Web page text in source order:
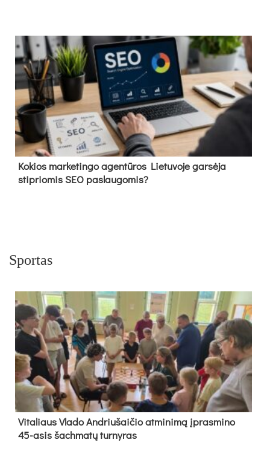
Kokios marketingo agentūros Lietuvoje garsėja
stipriomis SEO paslaugomis?
Sportas
Vi­ta­liaus Vla­do And­riu­šai­čio at­mi­ni­mą įpras­mi­no
45-asis šach­ma­tų tur­ny­ras